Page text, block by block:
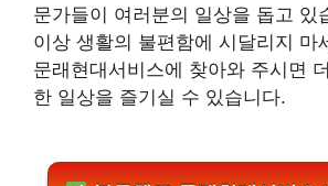
문가들이 여러분의 일상을 돕고 있
이상 생활의 불편함에 시달리지 마
문래현대서비스에 찾아와 주시면
한 일상을 즐기실 수 있습니다.